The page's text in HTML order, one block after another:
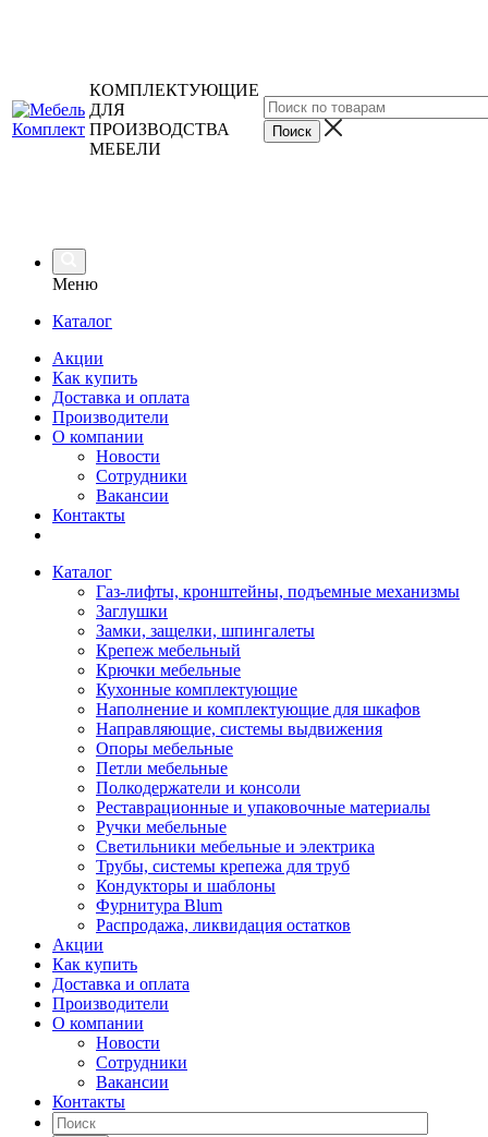
КОМПЛЕКТУЮЩИЕ
ДЛЯ
ПРОИЗВОДСТВА
МЕБЕЛИ
Меню
Каталог
Акции
Как купить
Доставка и оплата
Производители
О компании
Новости
Сотрудники
Вакансии
Контакты
Каталог
Газ-лифты, кронштейны, подъемные механизмы
Заглушки
Замки, защелки, шпингалеты
Крепеж мебельный
Крючки мебельные
Кухонные комплектующие
Наполнение и комплектующие для шкафов
Направляющие, системы выдвижения
Опоры мебельные
Петли мебельные
Полкодержатели и консоли
Реставрационные и упаковочные материалы
Ручки мебельные
Светильники мебельные и электрика
Трубы, системы крепежа для труб
Кондукторы и шаблоны
Фурнитура Blum
Распродажа, ликвидация остатков
Акции
Как купить
Доставка и оплата
Производители
О компании
Новости
Сотрудники
Вакансии
Контакты